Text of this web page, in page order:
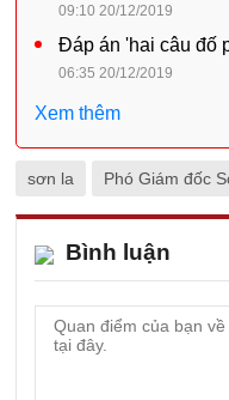
09:10 20/12/2019
Đáp án 'hai câu đố
06:35 20/12/2019
Xem thêm
sơn la Phó Giám đốc
Bình luận